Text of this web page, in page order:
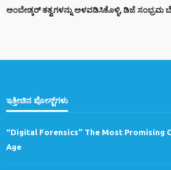
ಅಂಬೇಡ್ಕರ್ ತತ್ವಗಳನ್ನು ಅಳವಡಿಸಿಕೊಳ್ಳಿ, ಡಿಜೆ ಸಂಭ್ರಮ
ಇತ್ತೀಚಿನ ಪೋಸ್ಟ್‌ಗಳು
“Digital Forensics” The Most Promising
Age